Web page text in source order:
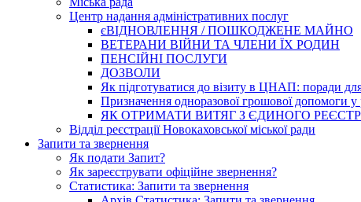
Центр надання адміністративних послуг
єВІДНОВЛЕННЯ / ПОШКОДЖЕНЕ МАЙНО
ВЕТЕРАНИ ВІЙНИ ТА ЧЛЕНИ ЇХ РОДИН
ПЕНСІЙНІ ПОСЛУГИ
ДОЗВОЛИ
Як підготуватися до візиту в ЦНАП: поради для
Призначення одноразової грошової допомоги у
ЯК ОТРИМАТИ ВИТЯГ З ЄДИНОГО
Відділ реєстрації Новокаховської міської ради
Запити та звернення
Як подати Запит?
Як зареєструвати офіційне звернення?
Статистика: Запити та звернення